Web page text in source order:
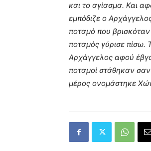
και το αγίασμα. Και
εμπόδιζε ο
ποταμό που
ποταμός γύρισε
Αρχάγγελος αφού
ποταμοί στάθηκαν
μέρος ονομάστηκε